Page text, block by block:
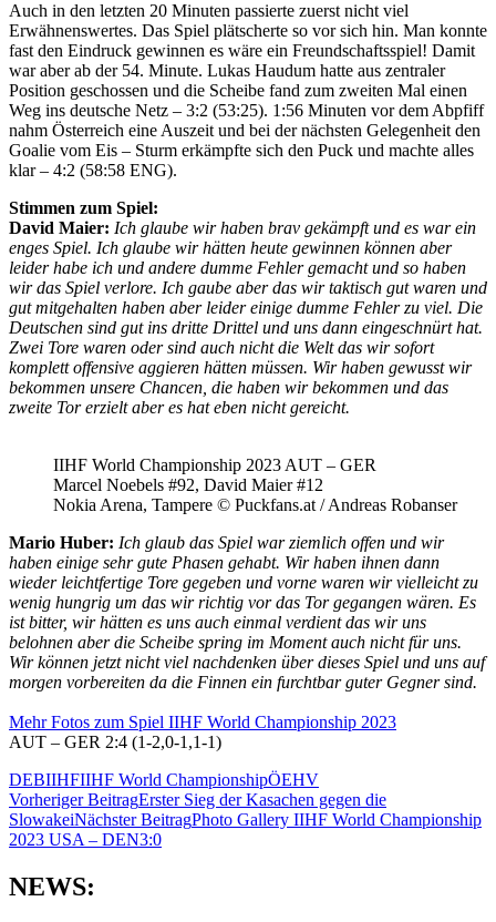
Auch in den letzten 20 Minuten passierte zuerst nicht viel
Erwähnenswertes. Das Spiel plätscherte so vor sich hin. Man konnte
fast den Eindruck gewinnen es wäre ein Freundschaftsspiel! Damit
war aber ab der 54. Minute. Lukas Haudum hatte aus zentraler
Position geschossen und die Scheibe fand zum zweiten Mal einen
Weg ins deutsche Netz – 3:2 (53:25). 1:56 Minuten vor dem Abpfiff
nahm Österreich eine Auszeit und bei der nächsten Gelegenheit den
Goalie vom Eis – Sturm erkämpfte sich den Puck und machte alles
klar – 4:2 (58:58 ENG).
Stimmen zum Spiel:
David Maier: Ich glaube wir haben brav gekämpft und es war ein
enges Spiel. Ich glaube wir hätten heute gewinnen können aber
leider habe ich und andere dumme Fehler gemacht und so haben
wir das Spiel verlore. Ich gaube aber das wir taktisch gut waren und
gut mitgehalten haben aber leider einige dumme Fehler zu viel. Die
Deutschen sind gut ins dritte Drittel und uns dann eingeschnürt hat.
Zwei Tore waren oder sind auch nicht die Welt das wir sofort
komplett offensive aggieren hätten müssen. Wir haben gewusst wir
bekommen unsere Chancen, die haben wir bekommen und das
zweite Tor erzielt aber es hat eben nicht gereicht.
IIHF World Championship 2023 AUT – GER
Marcel Noebels #92, David Maier #12
Nokia Arena, Tampere © Puckfans.at / Andreas Robanser
Mario Huber: Ich glaub das Spiel war ziemlich offen und wir
haben einige sehr gute Phasen gehabt. Wir haben ihnen dann
wieder leichtfertige Tore gegeben und vorne waren wir vielleicht zu
wenig hungrig um das wir richtig vor das Tor gegangen wären. Es
ist bitter, wir hätten es uns auch einmal verdient das wir uns
belohnen aber die Scheibe spring im Moment auch nicht für uns.
Wir können jetzt nicht viel nachdenken über dieses Spiel und uns auf
morgen vorbereiten da die Finnen ein furchtbar guter Gegner sind.
Mehr Fotos zum Spiel IIHF World Championship 2023
AUT – GER 2:4 (1-2,0-1,1-1)
DEBIIHFIIHF World ChampionshipÖEHV
Beitragsnavigation
Vorheriger BeitragErster Sieg der Kasachen gegen die
SlowakeiNächster BeitragPhoto Gallery IIHF World Championship
2023 USA – DEN3:0
NEWS: